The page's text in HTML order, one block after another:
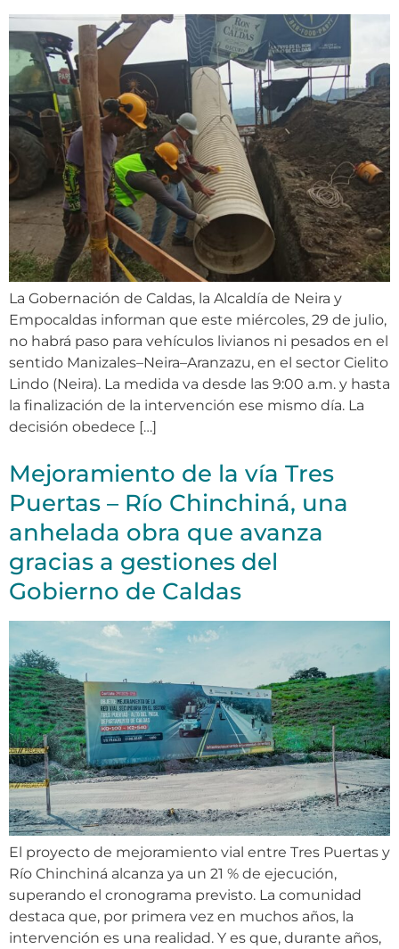
La Gobernación de Caldas, la Alcaldía de Neira y
Empocaldas informan que este miércoles, 29 de julio,
no habrá paso para vehículos livianos ni pesados en el
sentido Manizales–Neira–Aranzazu, en el sector Cielito
Lindo (Neira). La medida va desde las 9:00 a.m. y hasta
la finalización de la intervención ese mismo día. La
decisión obedece […]
Mejoramiento de la vía Tres
Puertas – Río Chinchiná, una
anhelada obra que avanza
gracias a gestiones del
Gobierno de Caldas
El proyecto de mejoramiento vial entre Tres Puertas y
Río Chinchiná alcanza ya un 21 % de ejecución,
superando el cronograma previsto. La comunidad
destaca que, por primera vez en muchos años, la
intervención es una realidad. Y es que, durante años,